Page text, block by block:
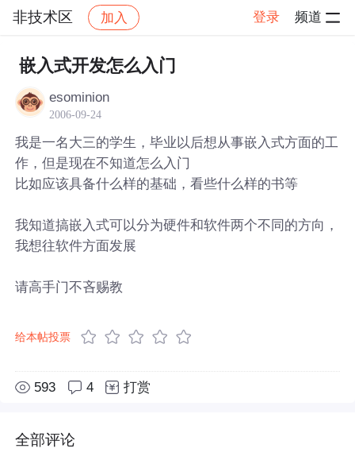
非技术区 加入 登录 频道
社区 非技术区 帖子详情
嵌入式开发怎么入门
esominion
2006-09-24
我是一名大三的学生，毕业以后想从事嵌入式方面的工
作，但是现在不知道怎么入门
比如应该具备什么样的基础，看些什么样的书等
我知道搞嵌入式可以分为硬件和软件两个不同的方向，
我想往软件方面发展
请高手门不吝赐教
给本帖投票
593 4 打赏
全部评论